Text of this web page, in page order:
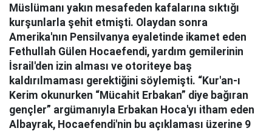
Müslümanı yakın mesafeden kafalarına sıktığı
kurşunlarla şehit etmişti. Olaydan sonra
Amerika'nın Pensilvanya eyaletinde ikamet eden
Fethullah Gülen Hocaefendi, yardım gemilerinin
İsrail'den izin alması ve otoriteye baş
kaldırılmaması gerektiğini söylemişti. “Kur'an-ı
Kerim okunurken “Mücahit Erbakan” diye bağıran
gençler” argümanıyla Erbakan Hoca'yı itham eden
Albayrak, Hocaefendi'nin bu açıklaması üzerine 9